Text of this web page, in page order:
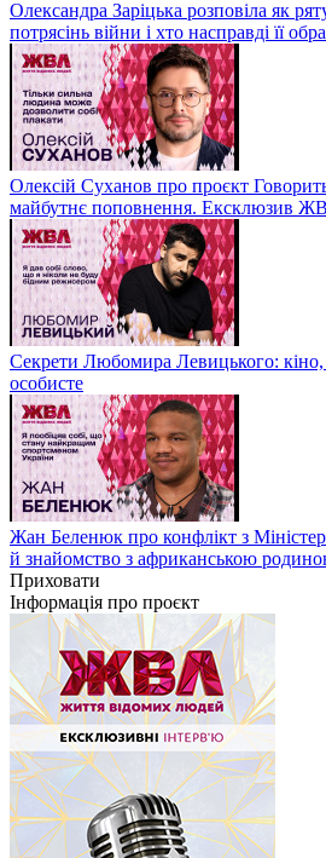
Олександра Заріцька розповіла як
потрясінь війни і хто насправді її
Олексій Суханов про проєкт
майбутнє поповнення. Ексклюзив
Секрети Любомира Левицького: кіно,
особисте
Жан Беленюк про конфлікт з
й знайомство з африканською
Приховати
Інформація про проєкт